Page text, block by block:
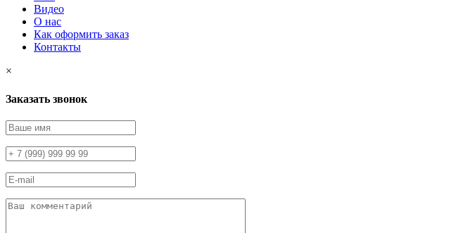
Видео
О нас
Как оформить заказ
Контакты
×
Заказать звонок